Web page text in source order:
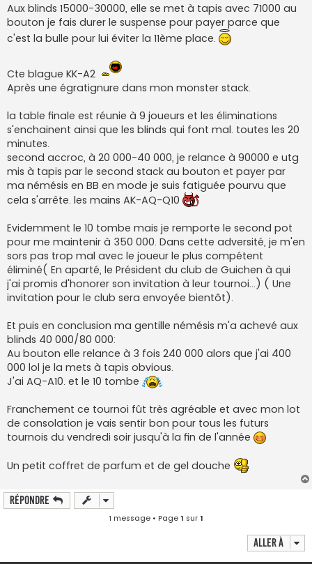
Aux blinds 15000-30000, elle se met à tapis avec 71000 au
bouton je fais durer le suspense pour payer parce que
c'est la bulle pour lui éviter la 11ème place.
Cte blague KK-A2
Après une égratignure dans mon monster stack.
la table finale est réunie à 9 joueurs et les éliminations
s'enchainent ainsi que les blinds qui font mal. toutes les 20
minutes.
second accroc, à 20 000-40 000, je relance à 90000 e utg
mis à tapis par le second stack au bouton et payer par
ma némésis en BB en mode je suis fatiguée pourvu que
cela s'arrête. les mains AK-AQ-Q10
Evidemment le 10 tombe mais je remporte le second pot
pour me maintenir à 350 000. Dans cette adversité, je m'en
sors pas trop mal avec le joueur le plus compétent
éliminé( En aparté, le Président du club de Guichen à qui
j'ai promis d'honorer son invitation à leur tournoi...) ( Une
invitation pour le club sera envoyée bientôt).
Et puis en conclusion ma gentille némésis m'a achevé aux
blinds 40 000/80 000:
Au bouton elle relance à 3 fois 240 000 alors que j'ai 400
000 lol je la mets à tapis obvious.
J'ai AQ-A10. et le 10 tombe
Franchement ce tournoi fût très agréable et avec mon lot
de consolation je vais sentir bon pour tous les futurs
tournois du vendredi soir jusqu'à la fin de l'année
Un petit coffret de parfum et de gel douche
Répondre
1 message • Page1 sur1
Aller à